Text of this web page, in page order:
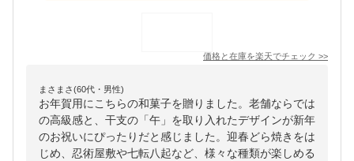
価格と在庫を楽天でチェック >>
まさまさ(60代・男性)
お年賀用にこちらの和菓子を贈りました。老舗ならでは
の高級感と、干支の「午」を取り入れたデザインが新年
のお祝いにぴったりだと感じました。迎春どら焼きをは
じめ、忍術屋敷や七転八起など、様々な種類が楽しめる